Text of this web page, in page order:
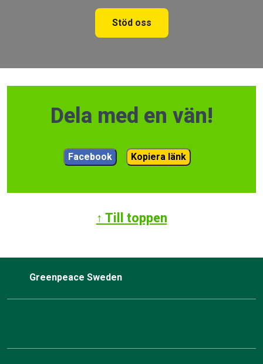
Stöd oss
Dela med en vän!
Facebook Kopiera länk
↑ Till toppen
Greenpeace Sweden